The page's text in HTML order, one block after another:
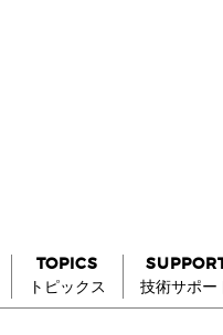
TOPICS
トピックス 技術サポー